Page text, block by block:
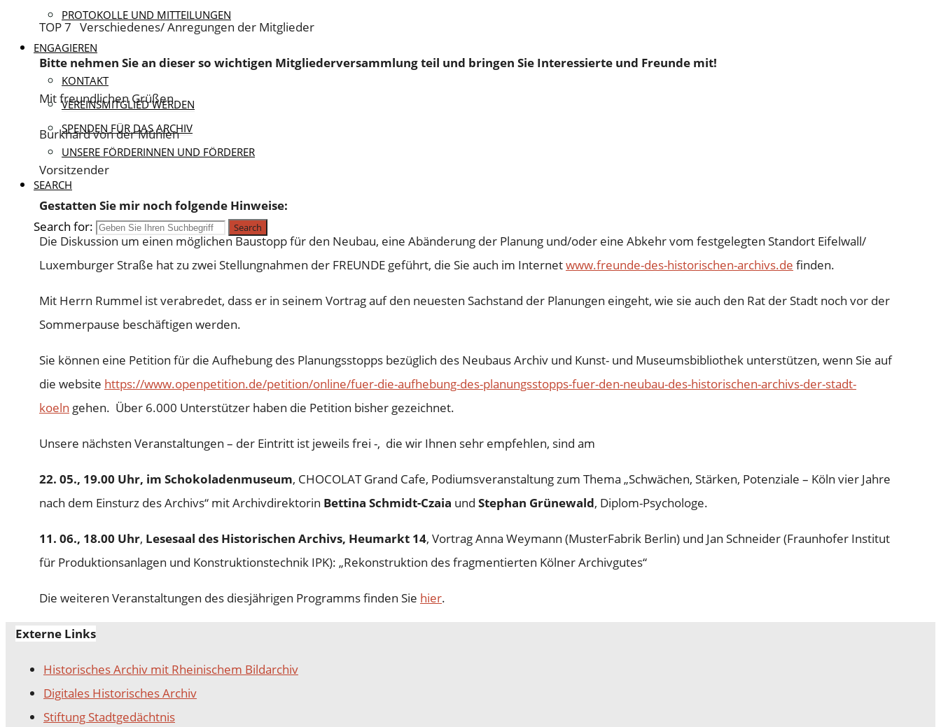
PROTOKOLLE UND MITTEILUNGEN
ENGAGIEREN
KONTAKT
VEREINSMITGLIED WERDEN
SPENDEN FÜR DAS ARCHIV
UNSERE FÖRDERINNEN UND FÖRDERER
SEARCH
Search for: Search
TOP 7 Verschiedenes/ Anregungen der Mitglieder
Bitte nehmen Sie an dieser so wichtigen Mitgliederversammlung teil und bringen Sie Interessierte und Freunde mit!
Mit freundlichen Grüßen
Burkhard von der Mühlen
Vorsitzender
Gestatten Sie mir noch folgende Hinweise:
Die Diskussion um einen möglichen Baustopp für den Neubau, eine Abänderung der Planung und/oder eine Abkehr vom festgelegten Standort Eifelwall/
Luxemburger Straße hat zu zwei Stellungnahmen der FREUNDE geführt, die Sie auch im Internetwww.freunde-des-historischen-archivs.de finden.
Mit Herrn Rummel ist verabredet, dass er in seinem Vortrag auf den neuesten Sachstand der Planungen eingeht, wie sie auch den Rat der Stadt noch vor der
Sommerpause beschäftigen werden.
Sie können eine Petition für die Aufhebung des Planungsstopps bezüglich des Neubaus Archiv und Kunst- und Museumsbibliothek unterstützen, wenn Sie auf
die website https://www.openpetition.de/petition/online/fuer-die-aufhebung-des-planungsstopps-fuer-den-neubau-des-historischen-archivs-der-stadt-
koeln gehen. Über 6.000 Unterstützer haben die Petition bisher gezeichnet.
Unsere nächsten Veranstaltungen – der Eintritt ist jeweils frei -, die wir Ihnen sehr empfehlen, sind am
22. 05., 19.00 Uhr, im Schokoladenmuseum, CHOCOLAT Grand Cafe, Podiumsveranstaltung zum Thema „Schwächen, Stärken, Potenziale – Köln vier Jahre
nach dem Einsturz des Archivs“ mit Archivdirektorin Bettina Schmidt-Czaia und Stephan Grünewald, Diplom-Psychologe.
11. 06., 18.00 Uhr, Lesesaal des Historischen Archivs, Heumarkt 14, Vortrag Anna Weymann (MusterFabrik Berlin) und Jan Schneider (Fraunhofer Institut
für Produktionsanlagen und Konstruktionstechnik IPK): „Rekonstruktion des fragmentierten Kölner Archivgutes“
Die weiteren Veranstaltungen des diesjährigen Programms finden Sie hier.
Externe Links
Historisches Archiv mit Rheinischem Bildarchiv
Digitales Historisches Archiv
Stiftung Stadtgedächtnis